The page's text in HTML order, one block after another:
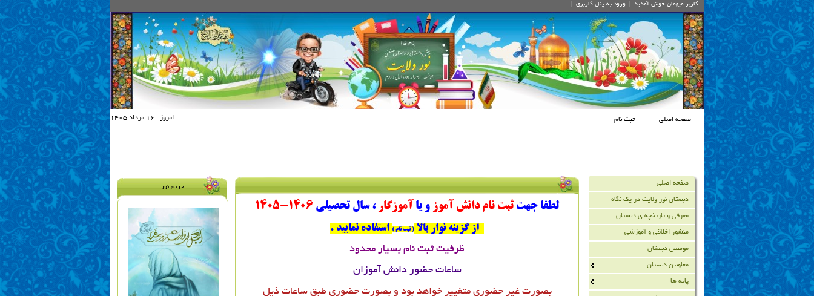
کاربر میهمان خوش آمديد ورود به پنل کاربري
صفحه اصلی ثبت نام امروز : 16 مرداد 1405
حریم نور
صفحه اصلی
دبستان نور ولایت در یک نگاه
معرفی و تاریخچه ي دبستان
منشور اخلاقی و آموزشی
موسس دبستان
معاونین دبستان
پایه ها
لطفا جهت ثبت نام دانش آموز و یا آموزگار ، سال تحصیلی 1406-1405
از گزینه نوار بالا ( ثبت نام ) استفاده نمایید .
ظرفیت ثبت نام بسیار محدود
ساعات حضور دانش آموزان
بصورت غیر حضوری متغییر خواهد بود و بصورت حضوری طبق ساعات ذیل